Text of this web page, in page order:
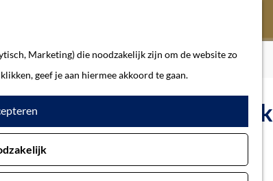
Marketing) die noodzakelijk zijn om de website zo
geef je aan hiermee akkoord te gaan.
Bossche beeldbank
2020